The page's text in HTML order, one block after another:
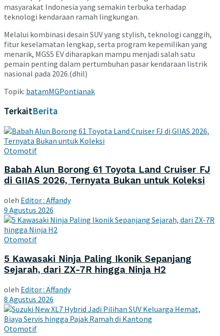
masyarakat Indonesia yang semakin terbuka terhadap
teknologi kendaraan ramah lingkungan.
Melalui kombinasi desain SUV yang stylish, teknologi canggih,
fitur keselamatan lengkap, serta program kepemilikan yang
menarik, MGS5 EV diharapkan mampu menjadi salah satu
pemain penting dalam pertumbuhan pasar kendaraan listrik
nasional pada 2026.(dhil)
Topik: batamMGPontianak
TerkaitBerita
Otomotif
Babah Alun Borong 61 Toyota Land Cruiser FJ
di GIIAS 2026, Ternyata Bukan untuk Koleksi
oleh Editor : Affandy
9 Agustus 2026
Otomotif
5 Kawasaki Ninja Paling Ikonik Sepanjang
Sejarah, dari ZX-7R hingga Ninja H2
oleh Editor : Affandy
8 Agustus 2026
Otomotif